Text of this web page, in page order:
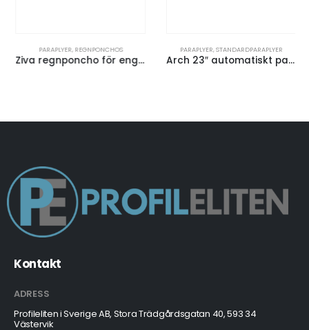
PARAPLYER,REGNPONCHOS
Ziva regnponcho för engångsbruk med förvaringspåse
PARAPLYER,STANDARDPARAPLYER
Arch 23″ automatiskt paraply
Kontakt
ADRESS
Profileliten i Sverige AB, Stora Trädgårdsgatan 40, 593 34
Västervik